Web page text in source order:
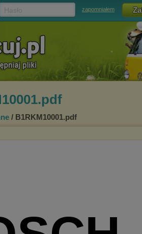
zapomniałem
/ B1RKM10001.pdf